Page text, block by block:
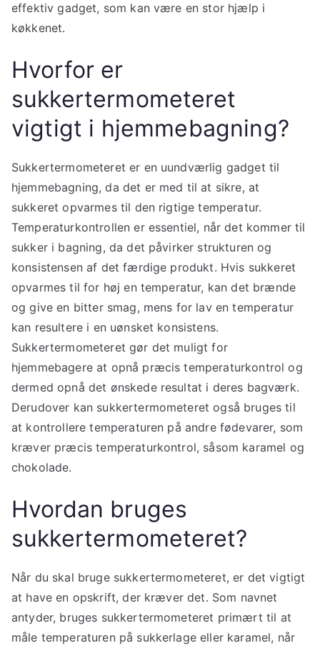
effektiv gadget, som kan være en stor hjælp i
køkkenet.
Hvorfor er
sukkertermometeret
vigtigt i hjemmebagning?
Sukkertermometeret er en uundværlig gadget til
hjemmebagning, da det er med til at sikre, at
sukkeret opvarmes til den rigtige temperatur.
Temperaturkontrollen er essentiel, når det kommer til
sukker i bagning, da det påvirker strukturen og
konsistensen af det færdige produkt. Hvis sukkeret
opvarmes til for høj en temperatur, kan det brænde
og give en bitter smag, mens for lav en temperatur
kan resultere i en uønsket konsistens.
Sukkertermometeret gør det muligt for
hjemmebagere at opnå præcis temperaturkontrol og
dermed opnå det ønskede resultat i deres bagværk.
Derudover kan sukkertermometeret også bruges til
at kontrollere temperaturen på andre fødevarer, som
kræver præcis temperaturkontrol, såsom karamel og
chokolade.
Hvordan bruges
sukkertermometeret?
Når du skal bruge sukkertermometeret, er det vigtigt
at have en opskrift, der kræver det. Som navnet
antyder, bruges sukkertermometeret primært til at
måle temperaturen på sukkerlage eller karamel, når